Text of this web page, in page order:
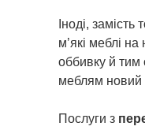
Іноді,
м’які меблі
оббивку й
меблям новий
Послуги з